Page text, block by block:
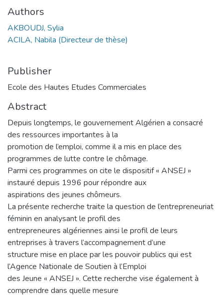
Authors
AKBOUDJ, Sylia
ACILA, Nabila (Directeur de thèse)
Publisher
Ecole des Hautes Etudes Commerciales
Abstract
Depuis longtemps, le gouvernement Algérien a consacré
des ressources importantes à la
promotion de l’emploi, comme il a mis en place des
programmes de lutte contre le chômage.
Parmi ces programmes on cite le dispositif « ANSEJ »
instauré depuis 1996 pour répondre aux
aspirations des jeunes chômeurs.
La présente recherche traite la question de l’entrepreneuriat
féminin en analysant le profil des
entrepreneures algériennes ainsi le profil de leurs
entreprises à travers l’accompagnement d’une
structure mise en place par les pouvoir publics qui est
l’Agence Nationale de Soutien à l’Emploi
des Jeune « ANSEJ ». Cette recherche vise également à
comprendre dans quelle mesure